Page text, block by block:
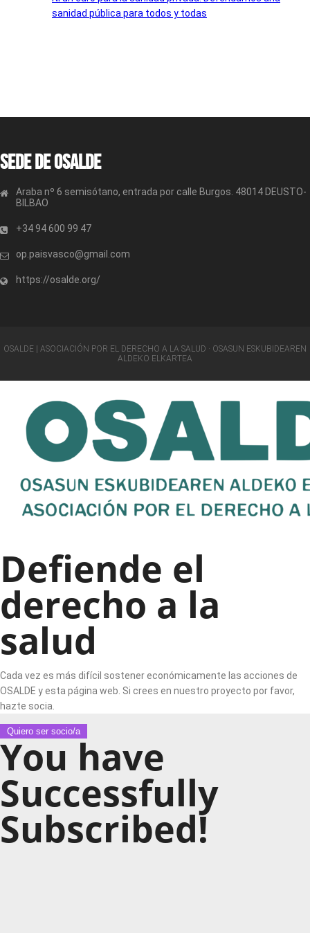
sanidad pública para todos y todas
Sede de OSALDE
Araba nº 6 semisótano, entrada por calle Burgos. 48014 DEUSTO-
BILBAO
+34 94 600 99 47
op.paisvasco@gmail.com
https://osalde.org/
OSALDE | ASOCIACIÓN POR EL DERECHO A LA SALUD · OSASUN ESKUBIDEAREN
ALDEKO ELKARTEA
Defiende el
derecho a la
salud
Cada vez es más difícil sostener económicamente las acciones de
OSALDE y esta página web. Si crees en nuestro proyecto por favor,
hazte socia.
Quiero ser socio/a
You have
Successfully
Subscribed!